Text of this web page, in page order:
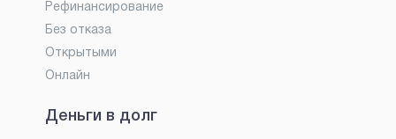
Рефинансирование
Без отказа
Открытыми
Онлайн
Деньги в долг